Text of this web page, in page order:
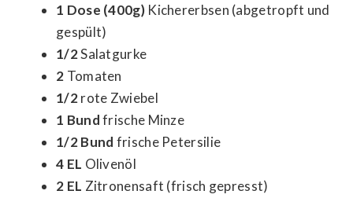
1 Dose (400g)Kichererbsen (abgetropft und
gespült)
1/2Salatgurke
2 Tomaten
1/2rote Zwiebel
1 Bundfrische Minze
1/2 Bund frische Petersilie
4 EL Olivenöl
2 EL Zitronensaft (frisch gepresst)